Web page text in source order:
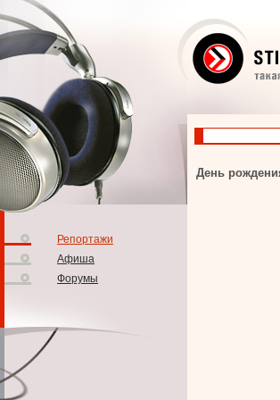
Репортажи
Афиша
Форумы
День